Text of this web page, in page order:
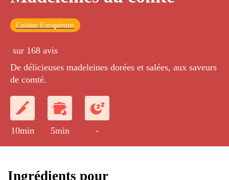
Cuisine Européenne
sur 168 avis
De délicieuses madeleines dorées et salées, aux saveurs
de comté.
10min 5min -
Ingrédients pour